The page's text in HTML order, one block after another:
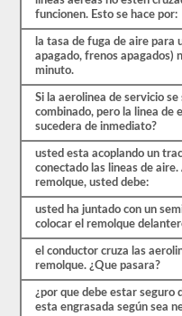
pesadas,
más
largas
requieren
adicionales.
Deberá
obtener
puntaje
menos
80%
(16
20)
para
aprobar
funcionen. Esto se hace por:
la tasa de fuga de aire para
apagado, frenos apagados)
minuto.
Si la aerolinea de servicio
combinado, pero la linea de
sucedera de inmediato?
usted esta acoplando un
conectado las lineas de
remolque, usted debe:
usted ha juntado con un
colocar el remolque
el conductor cruza las
remolque. ¿Que pasara?
¿por que debe estar seguro
esta engrasada según sea